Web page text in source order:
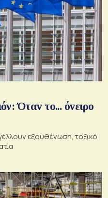
Όταν το... όνειρο
εξουθένωση, τοξικό